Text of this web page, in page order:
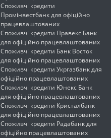
Споживчі кредити
Промінвестбанк для офіційно
працевлаштованих
Споживчі кредити Правекс Банк
для офіційно працевлаштованих
Споживчі кредити Банк Восток
для офіційно працевлаштованих
Споживчі кредити Укргазбанк для
офіційно працевлаштованих
Споживчі кредити Юнекс Банк
для офіційно працевлаштованих
Споживчі кредити Кристалбанк
для офіційно працевлаштованих
Споживчі кредити Радабанк для
офіційно працевлаштованих